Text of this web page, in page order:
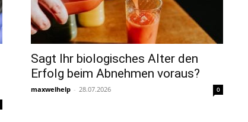
Sagt Ihr biologisches Alter den
Erfolg beim Abnehmen voraus?
maxwelhelp - 28.07.2026 0